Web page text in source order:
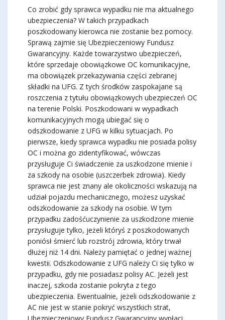
Co zrobić gdy sprawca wypadku nie ma aktualnego
ubezpieczenia? W takich przypadkach
poszkodowany kierowca nie zostanie bez pomocy.
Sprawą zajmie się Ubezpieczeniowy Fundusz
Gwarancyjny. Każde towarzystwo ubezpieczeń,
które sprzedaje obowiązkowe OC komunikacyjne,
ma obowiązek przekazywania części zebranej
składki na UFG. Z tych środków zaspokajane są
roszczenia z tytułu obowiązkowych ubezpieczeń OC
na terenie Polski. Poszkodowani w wypadkach
komunikacyjnych mogą ubiegać się o
odszkodowanie z UFG w kilku sytuacjach. Po
pierwsze, kiedy sprawca wypadku nie posiada polisy
OC i można go zidentyfikować, wówczas
przysługuje Ci świadczenie za uszkodzone mienie i
za szkody na osobie (uszczerbek zdrowia). Kiedy
sprawca nie jest znany ale okoliczności wskazują na
udział pojazdu mechanicznego, możesz uzyskać
odszkodowanie za szkody na osobie. W tym
przypadku zadośćuczynienie za uszkodzone mienie
przysługuje tylko, jeżeli któryś z poszkodowanych
poniósł śmierć lub rozstrój zdrowia, który trwał
dłużej niż 14 dni. Należy pamiętać o jednej ważnej
kwestii. Odszkodowanie z UFG należy Ci się tylko w
przypadku, gdy nie posiadasz polisy AC. Jeżeli jest
inaczej, szkoda zostanie pokryta z tego
ubezpieczenia. Ewentualnie, jeżeli odszkodowanie z
AC nie jest w stanie pokryć wszystkich strat,
Ubezpieczeniowy Fundusz Gwarancyjny wypłaci